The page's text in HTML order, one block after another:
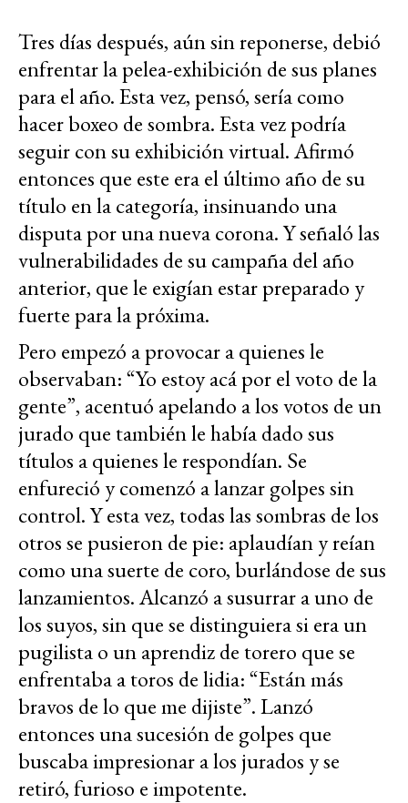
Tres días después, aún sin reponerse, debió
enfrentar la pelea-exhibición de sus planes
para el año. Esta vez, pensó, sería como
hacer boxeo de sombra. Esta vez podría
seguir con su exhibición virtual. Afirmó
entonces que este era el último año de su
título en la categoría, insinuando una
disputa por una nueva corona. Y señaló las
vulnerabilidades de su campaña del año
anterior, que le exigían estar preparado y
fuerte para la próxima.
Pero empezó a provocar a quienes le
observaban: “Yo estoy acá por el voto de la
gente”, acentuó apelando a los votos de un
jurado que también le había dado sus
títulos a quienes le respondían. Se
enfureció y comenzó a lanzar golpes sin
control. Y esta vez, todas las sombras de los
otros se pusieron de pie: aplaudían y reían
como una suerte de coro, burlándose de sus
lanzamientos. Alcanzó a susurrar a uno de
los suyos, sin que se distinguiera si era un
pugilista o un aprendiz de torero que se
enfrentaba a toros de lidia: “Están más
bravos de lo que me dijiste”. Lanzó
entonces una sucesión de golpes que
buscaba impresionar a los jurados y se
retiró, furioso e impotente.